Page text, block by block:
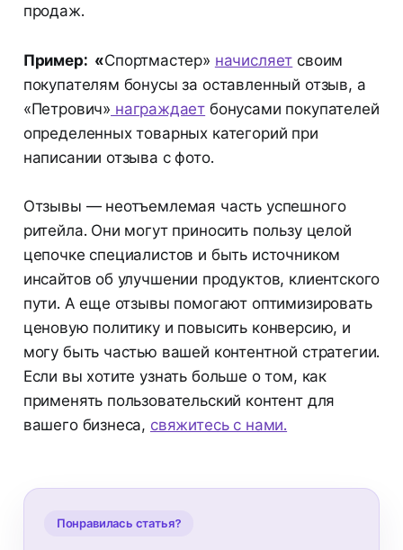
продаж.
Пример: «Спортмастер» начисляет своим
покупателям бонусы за оставленный отзыв, а
«Петрович» награждает бонусами покупателей
определенных товарных категорий при
написании отзыва с фото.
Отзывы — неотъемлемая часть успешного
ритейла. Они могут приносить пользу целой
цепочке специалистов и быть источником
инсайтов об улучшении продуктов, клиентского
пути. А еще отзывы помогают оптимизировать
ценовую политику и повысить конверсию, и
могу быть частью вашей контентной стратегии.
Если вы хотите узнать больше о том, как
применять пользовательский контент для
вашего бизнеса, свяжитесь с нами.
Понравилась статья?